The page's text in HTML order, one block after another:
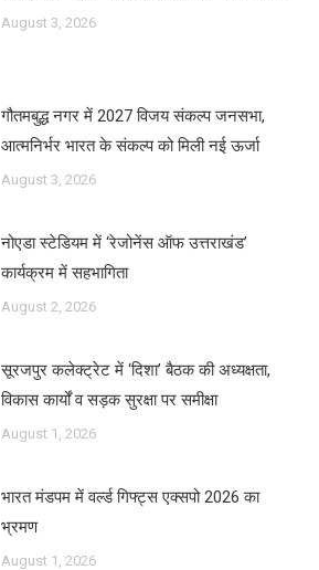
August 3, 2026
गौतमबुद्ध नगर में 2027 विजय संकल्प जनसभा,
आत्मनिर्भर भारत के संकल्प को मिली नई ऊर्जा
August 3, 2026
नोएडा स्टेडियम में ‘रेजोनेंस ऑफ उत्तराखंड’
कार्यक्रम में सहभागिता
August 2, 2026
सूरजपुर कलेक्ट्रेट में ‘दिशा’ बैठक की अध्यक्षता,
विकास कार्यों व सड़क सुरक्षा पर समीक्षा
August 1, 2026
भारत मंडपम में वर्ल्ड गिफ्ट्स एक्सपो 2026 का
भ्रमण
August 1, 2026